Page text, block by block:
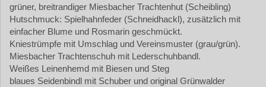
grüner, breitrandiger Miesbacher Trachtenhut (Scheibling)
Hutschmuck: Spielhahnfeder (Schneidhackl), zusätzlich mit
einfacher Blume und Rosmarin geschmückt.
Kniestrümpfe mit Umschlag und Vereinsmuster (grau/grün).
Miesbacher Trachtenschuh mit Lederschuhbandl.
Weißes Leinenhemd mit Biesen und Steg
blaues Seidenbindl mit Schuber und original Grünwalder